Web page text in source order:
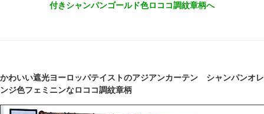
付きシャンパンゴールド色ロココ調紋章柄へ
かわいい遮光ヨーロッパテイストのアジアンカーテン シャンパンオレ
ンジ色フェミニンなロココ調紋章柄